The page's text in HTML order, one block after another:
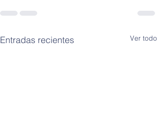
Entradas recientes Ver todo